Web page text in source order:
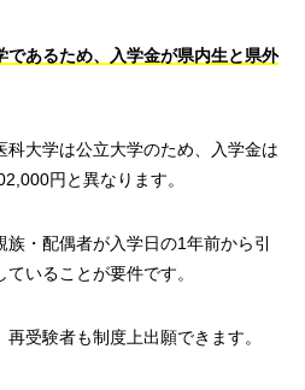
であるため、入学金が県内生と県外
科大学は公立大学のため、入学金は
円と異なります。
・配偶者が入学日の1年前から引
いることが要件です。
受験者も制度上出願できます。